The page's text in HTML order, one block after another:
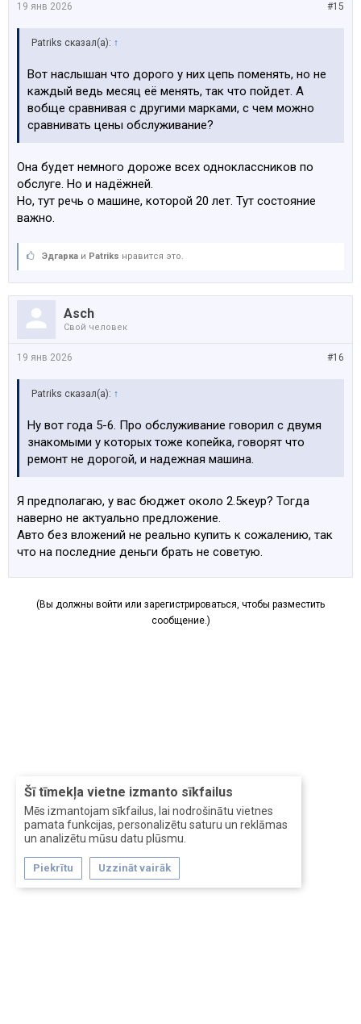
Šī tīmekļa vietne izmanto sīkfailus
Mēs izmantojam sīkfailus, lai nodrošinātu vietnes
pamata funkcijas, personalizētu saturu un reklāmas
un analizētu mūsu datu plūsmu.
Piekrītu Uzzināt vairāk
#15
19 янв 2026
Patriks сказал(а): ↑
Вот наслышан что дорого у них цепь поменять, но не
каждый ведь месяц её менять, так что пойдет. А
вобще сравнивая с другими марками, с чем можно
сравнивать цены обслуживание?
Она будет немного дороже всех одноклассников по
обслуге. Но и надёжней.
Но, тут речь о машине, которой 20 лет. Тут состояние
важно.
Эдгарка и Patriks нравится это.
Asch
Свой человек
#16
19 янв 2026
Patriks сказал(а): ↑
Ну вот года 5-6. Про обслуживание говорил с двумя
знакомыми у которых тоже копейка, говорят что
ремонт не дорогой, и надежная машина.
Я предполагаю, у вас бюджет около 2.5кеур? Тогда
наверно не актуально предложение.
Авто без вложений не реально купить к сожалению, так
что на последние деньги брать не советую.
(Вы должны войти или зарегистрироваться, чтобы разместить
сообщение.)